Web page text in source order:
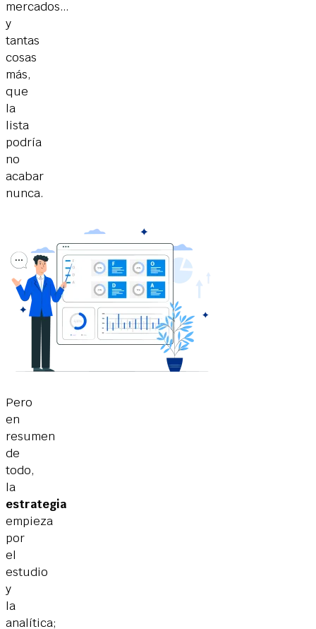
mercados…
y
tantas
cosas
más,
que
la
lista
podría
no
acabar
nunca.
Pero
en
resumen
de
todo,
la
estrategia
empieza
por
el
estudio
y
la
analítica;